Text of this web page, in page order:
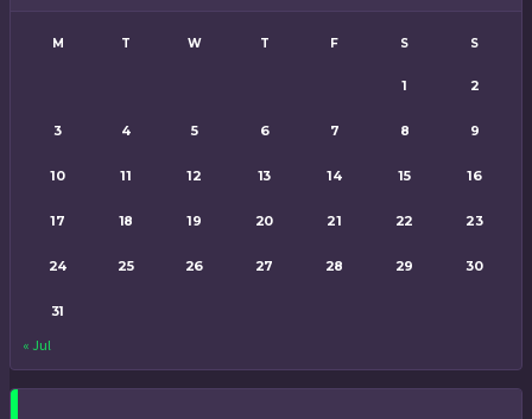
M T W T F S S
1 2
3 4 5 6 7 8 9
10 11 12 13 14 15 16
17 18 19 20 21 22 23
24 25 26 27 28 29 30
31
« Jul